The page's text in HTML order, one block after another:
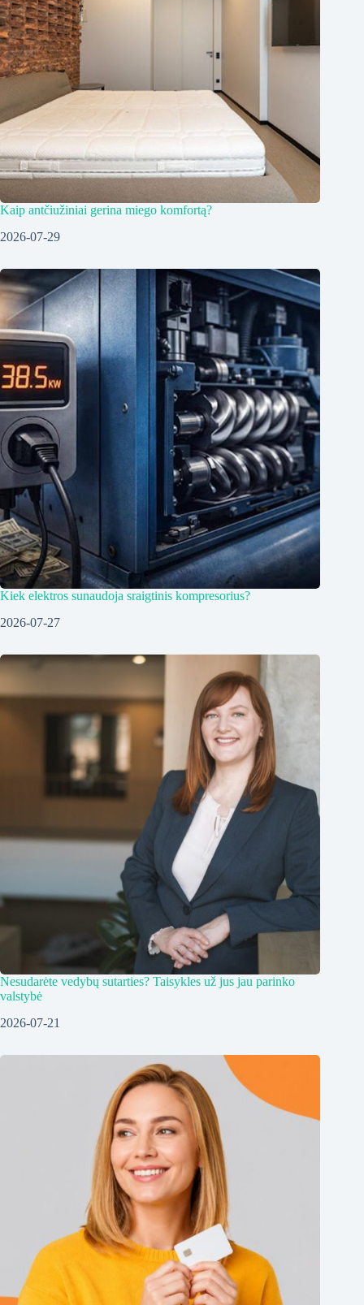
Kaip antčiužiniai gerina miego komfortą?
2026-07-29
Kiek elektros sunaudoja sraigtinis kompresorius?
2026-07-27
Nesudarėte vedybų sutarties? Taisykles už jus jau parinko
valstybė
2026-07-21